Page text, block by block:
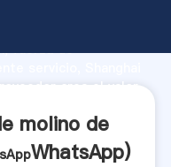
fuerza de
crea el valor
molino de
WhatsApp)